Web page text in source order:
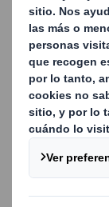
Aunque la
un laboratorio
todas
periódicas a
(Alemania).
También
asesores
aspectos de
fabricación de